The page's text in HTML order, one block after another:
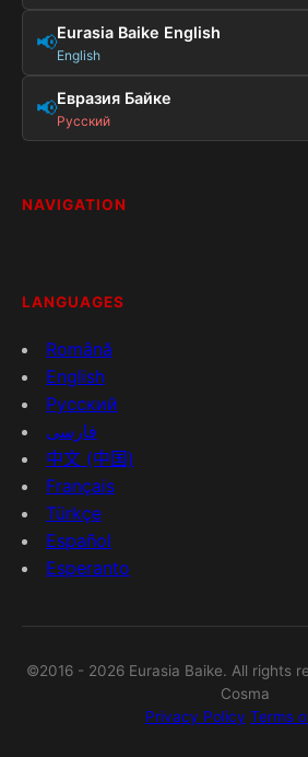
📢Eurasia Baike English
English
📢Евразия Байке
Русский
NAVIGATION
LANGUAGES
Română
English
Русский
فارسی
中文 (中国)
Français
Türkçe
Español
Esperanto
©2016 - 2026 Eurasia Baike. All rights
Cosma
Privacy Policy Terms